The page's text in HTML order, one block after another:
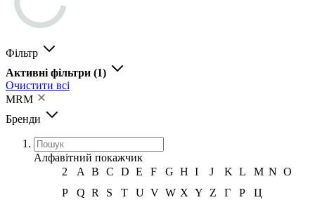
Фільтр
Активні фільтри (1)
Очистити всі
MRM
Бренди
Алфавітний покажчик
2
A B C D E F G H I J K L M N O
P
Q R S T U V W X Y Z Г Р Ц